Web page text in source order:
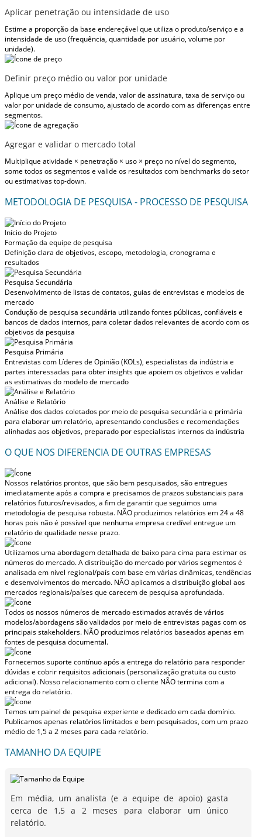
Aplicar penetração ou intensidade de uso
Estime a proporção da base endereçável que utiliza o produto/serviço e a
intensidade de uso (frequência, quantidade por usuário, volume por
unidade).
Definir preço médio ou valor por unidade
Aplique um preço médio de venda, valor de assinatura, taxa de serviço ou
valor por unidade de consumo, ajustado de acordo com as diferenças entre
segmentos.
Agregar e validar o mercado total
Multiplique atividade × penetração × uso × preço no nível do segmento,
some todos os segmentos e valide os resultados com benchmarks do setor
ou estimativas top-down.
METODOLOGIA DE PESQUISA - PROCESSO DE PESQUISA
Início do Projeto
Formação da equipe de pesquisa
Definição clara de objetivos, escopo, metodologia, cronograma e
resultados
Pesquisa Secundária
Desenvolvimento de listas de contatos, guias de entrevistas e modelos de
mercado
Condução de pesquisa secundária utilizando fontes públicas, confiáveis e
bancos de dados internos, para coletar dados relevantes de acordo com os
objetivos da pesquisa
Pesquisa Primária
Entrevistas com Líderes de Opinião (KOLs), especialistas da indústria e
partes interessadas para obter insights que apoiem os objetivos e validar
as estimativas do modelo de mercado
Análise e Relatório
Análise dos dados coletados por meio de pesquisa secundária e primária
para elaborar um relatório, apresentando conclusões e recomendações
alinhadas aos objetivos, preparado por especialistas internos da indústria
O QUE NOS DIFERENCIA DE OUTRAS EMPRESAS
Nossos relatórios prontos, que são bem pesquisados, são entregues
imediatamente após a compra e precisamos de prazos substanciais para
relatórios futuros/revisados, a fim de garantir que seguimos uma
metodologia de pesquisa robusta. NÃO produzimos relatórios em 24 a 48
horas pois não é possível que nenhuma empresa credível entregue um
relatório de qualidade nesse prazo.
Utilizamos uma abordagem detalhada de baixo para cima para estimar os
números do mercado. A distribuição do mercado por vários segmentos é
analisada em nível regional/país com base em várias dinâmicas, tendências
e desenvolvimentos do mercado. NÃO aplicamos a distribuição global aos
mercados regionais/paísesque carecem de pesquisa aprofundada.
Todos os nossos números de mercado estimados através de vários
modelos/abordagens são validados por meio de entrevistas pagas com os
principais stakeholders. NÃO produzimos relatórios baseados apenas em
fontes de pesquisa documental.
Fornecemos suporte contínuo após a entrega do relatório para responder
dúvidas e cobrir requisitos adicionais (personalização gratuita ou custo
adicional). Nosso relacionamento com o cliente NÃO termina com a
entrega do relatório.
Temos um painel de pesquisa experiente e dedicado em cada domínio.
Publicamos apenas relatórios limitados e bem pesquisados, com um prazo
médio de 1,5 a 2 meses para cada relatório.
TAMANHO DA EQUIPE
Em média, um analista (e a equipe de apoio) gasta
cerca de 1,5 a 2 meses para elaborar um único
relatório.